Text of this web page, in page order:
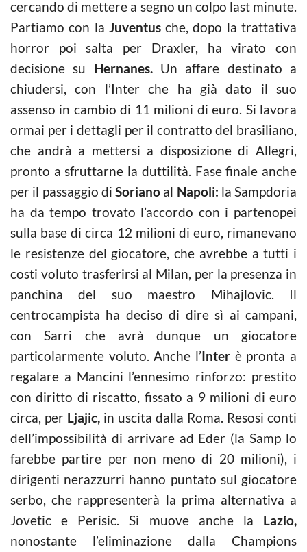
cercando di mettere a segno un colpo last minute.
Partiamo con la Juventusche, dopo la trattativa
horror poi salta per Draxler, ha virato con
decisione su Hernanes.Un affare destinato a
chiudersi, con l’Inter che ha già dato il suo
assenso in cambio di 11 milioni di euro. Si lavora
ormai per i dettagli per il contratto del brasiliano,
che andrà a mettersi a disposizione di Allegri,
pronto a sfruttarne la duttilità. Fase finale anche
per il passaggio di Soriano al Napoli: la Sampdoria
ha da tempo trovato l’accordo con i partenopei
sulla base di circa 12 milioni di euro, rimanevano
le resistenze del giocatore, che avrebbe a tutti i
costi voluto trasferirsi al Milan, per la presenza in
panchina del suo maestro Mihajlovic. Il
centrocampista ha deciso di dire sì ai campani,
con Sarri che avrà dunque un giocatore
particolarmente voluto. Anche l’Inter è pronta a
regalare a Mancini l’ennesimo rinforzo: prestito
con diritto di riscatto, fissato a 9 milioni di euro
circa, per Ljajic, in uscita dalla Roma. Resosi conti
dell’impossibilità di arrivare ad Eder (la Samp lo
farebbe partire per non meno di 20 milioni), i
dirigenti nerazzurri hanno puntato sul giocatore
serbo, che rappresenterà la prima alternativa a
Jovetic e Perisic. Si muove anche la Lazio,
nonostante l’eliminazione dalla Champions